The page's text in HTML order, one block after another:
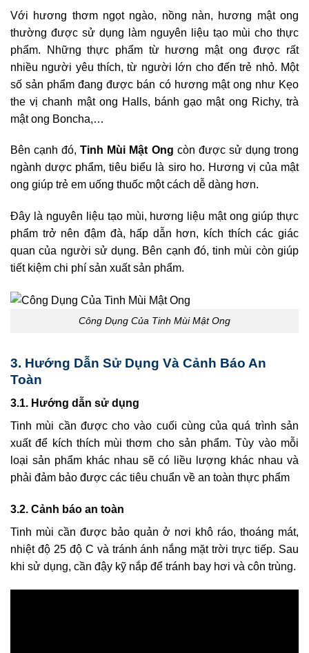
Với hương thơm ngọt ngào, nồng nàn, hương mật ong
thường được sử dụng làm nguyên liệu tạo mùi cho thực
phẩm. Những thực phẩm từ hương mật ong được rất
nhiều người yêu thích, từ người lớn cho đến trẻ nhỏ. Một
số sản phẩm đang được bán có hương mật ong như Kẹo
the vị chanh mật ong Halls, bánh gạo mật ong Richy, trà
mật ong Boncha,…
Bên cạnh đó,Tinh Mùi Mật Ong còn được sử dụng trong
ngành dược phẩm, tiêu biểu là siro ho. Hương vị của mật
ong giúp trẻ em uống thuốc một cách dễ dàng hơn.
Đây là nguyên liệu tạo mùi, hương liệu mật ong giúp thực
phẩm trở nên đậm đà, hấp dẫn hơn, kích thích các giác
quan của người sử dụng. Bên cạnh đó, tinh mùi còn giúp
tiết kiệm chi phí sản xuất sản phẩm.
Công Dụng Của Tinh Mùi Mật Ong
3. Hướng Dẫn Sử Dụng Và Cảnh Báo An
Toàn
3.1. Hướng dẫn sử dụng
Tinh mùi cần được cho vào cuối cùng của quá trình sản
xuất để kích thích mùi thơm cho sản phẩm. Tùy vào mỗi
loại sản phẩm khác nhau sẽ có liều lượng khác nhau và
phải đảm bảo được các tiêu chuẩn về an toàn thực phẩm
3.2. Cảnh báo an toàn
Tinh mùi cần được bảo quản ở nơi khô ráo, thoáng mát,
nhiệt độ 25 độ C và tránh ánh nắng mặt trời trực tiếp. Sau
khi sử dụng, cần đậy kỹ nắp để tránh bay hơi và côn trùng.